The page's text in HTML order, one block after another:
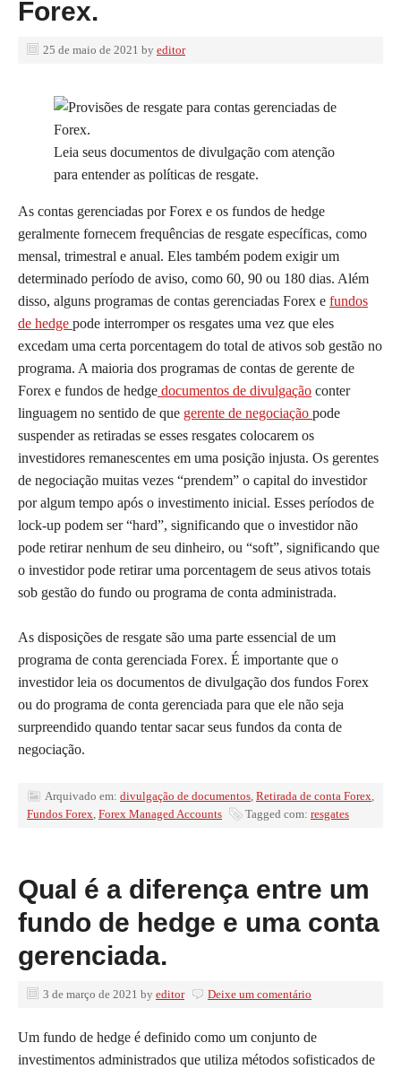
Forex.
25 de maio de 2021 by editor
Leia seus documentos de divulgação com atenção
para entender as políticas de resgate.
As contas gerenciadas por Forex e os fundos de hedge
geralmente fornecem frequências de resgate específicas, como
mensal, trimestral e anual. Eles também podem exigir um
determinado período de aviso, como 60, 90 ou 180 dias. Além
disso, alguns programas de contas gerenciadas Forex e fundos
de hedge pode interromper os resgates uma vez que eles
excedam uma certa porcentagem do total de ativos sob gestão no
programa. A maioria dos programas de contas de gerente de
Forex e fundos de hedge documentos de divulgação conter
linguagem no sentido de que gerente de negociação pode
suspender as retiradas se esses resgates colocarem os
investidores remanescentes em uma posição injusta. Os gerentes
de negociação muitas vezes “prendem” o capital do investidor
por algum tempo após o investimento inicial. Esses períodos de
lock-up podem ser “hard”, significando que o investidor não
pode retirar nenhum de seu dinheiro, ou “soft”, significando que
o investidor pode retirar uma porcentagem de seus ativos totais
sob gestão do fundo ou programa de conta administrada.
As disposições de resgate são uma parte essencial de um
programa de conta gerenciada Forex. É importante que o
investidor leia os documentos de divulgação dos fundos Forex
ou do programa de conta gerenciada para que ele não seja
surpreendido quando tentar sacar seus fundos da conta de
negociação.
Arquivado em: divulgação de documentos, Retirada de conta Forex,
Fundos Forex, Forex Managed Accounts Tagged com: resgates
Qual é a diferença entre um
fundo de hedge e uma conta
gerenciada.
3 de março de 2021 by editor Deixe um comentário
Um fundo de hedge é definido como um conjunto de
investimentos administrados que utiliza métodos sofisticados de